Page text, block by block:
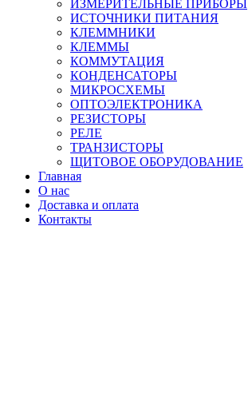
ИЗМЕРИТЕЛЬНЫЕ ПРИБОРЫ
ИСТОЧНИКИ ПИТАНИЯ
КЛЕММНИКИ
КЛЕММЫ
КОММУТАЦИЯ
КОНДЕНСАТОРЫ
МИКРОСХЕМЫ
ОПТОЭЛЕКТРОНИКА
РЕЗИСТОРЫ
РЕЛЕ
ТРАНЗИСТОРЫ
ЩИТОВОЕ ОБОРУДОВАНИЕ
Главная
О нас
Доставка и оплата
Контакты